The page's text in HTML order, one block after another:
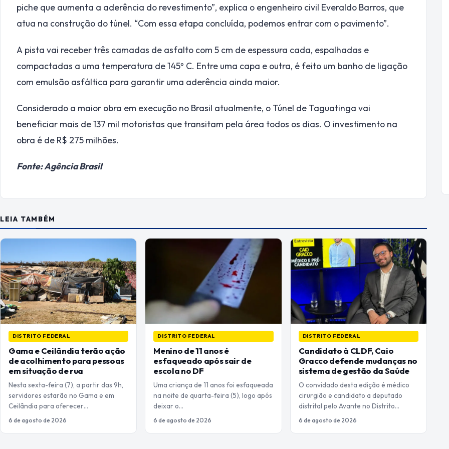
piche que aumenta a aderência do revestimento”, explica o engenheiro civil Everaldo Barros, que
atua na construção do túnel. “Com essa etapa concluída, podemos entrar com o pavimento”.
A pista vai receber três camadas de asfalto com 5 cm de espessura cada, espalhadas e
compactadas a uma temperatura de 145º C. Entre uma capa e outra, é feito um banho de ligação
com emulsão asfáltica para garantir uma aderência ainda maior.
Considerado a maior obra em execução no Brasil atualmente, o Túnel de Taguatinga vai
beneficiar mais de 137 mil motoristas que transitam pela área todos os dias. O investimento na
obra é de R$ 275 milhões.
Fonte: Agência Brasil
LEIA TAMBÉM
DISTRITO FEDERAL
Gama e Ceilândia terão ação
de acolhimento para pessoas
em situação de rua
Nesta sexta-feira (7), a partir das 9h,
servidores estarão no Gama e em
Ceilândia para oferecer…
6 de agosto de 2026
DISTRITO FEDERAL
Menino de 11 anos é
esfaqueado após sair de
escola no DF
Uma criança de 11 anos foi esfaqueada
na noite de quarta-feira (5), logo após
deixar o…
6 de agosto de 2026
DISTRITO FEDERAL
Candidato à CLDF, Caio
Gracco defende mudanças no
sistema de gestão da Saúde
O convidado desta edição é médico
cirurgião e candidato a deputado
distrital pelo Avante no Distrito…
6 de agosto de 2026